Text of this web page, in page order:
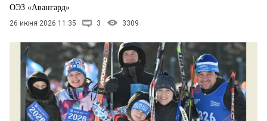
ОЭЗ «Авангард»
26 июня 2026 11:35 3 3309